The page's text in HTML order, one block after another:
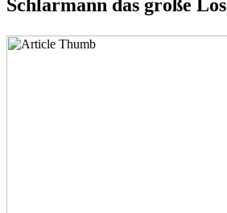
Schlarmann das große Los